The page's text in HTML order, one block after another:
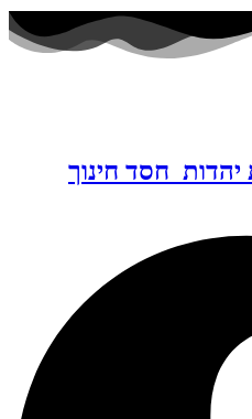
חסד חינוך